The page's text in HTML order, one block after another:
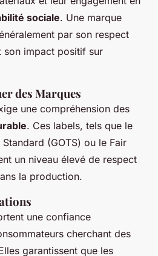
sociale. Une marque
par son respect
son impact positif sur
des Marques
une compréhension des
. Ces labels, tels que le
(GOTS) ou le Fair
un niveau élevé de respect
la production.
une confiance
cherchant des
garantissent que les